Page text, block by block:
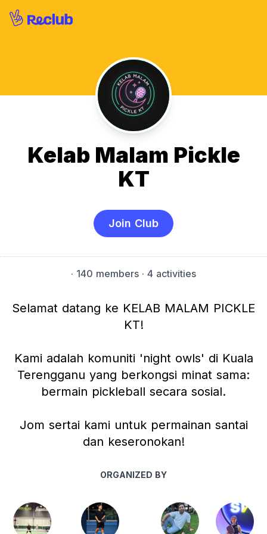
Kelab Malam Pickle
KT
Join Club
· 140 members · 4 activities
Selamat datang ke KELAB MALAM PICKLE
KT!
Kami adalah komuniti 'night owls' di Kuala
Terengganu yang berkongsi minat sama:
bermain pickleball secara sosial.
Jom sertai kami untuk permainan santai
dan keseronokan!
ORGANIZED BY